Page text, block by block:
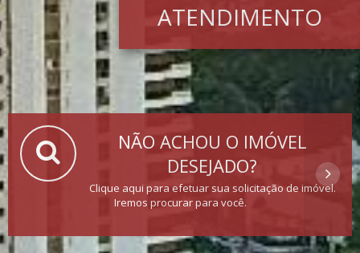
ATENDIMENTO
NÃO ACHOU O IMÓVEL
DESEJADO?
Clique aqui para efetuar sua solicitação de imóvel.
Iremos procurar para você.